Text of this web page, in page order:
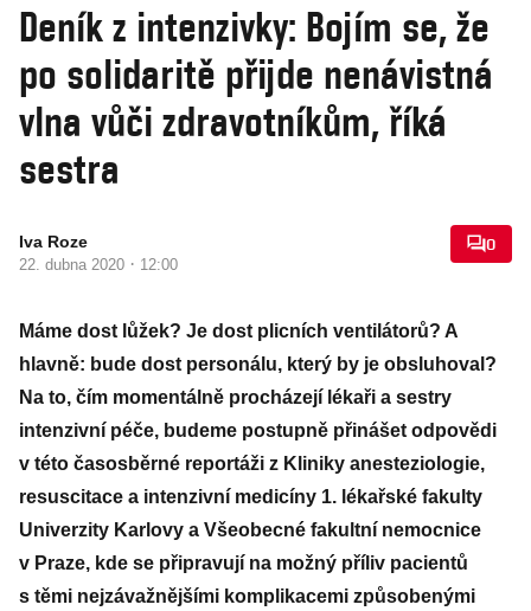
Deník z intenzivky: Bojím se, že
po solidaritě přijde nenávistná
vlna vůči zdravotníkům, říká
sestra
Iva Roze
22. dubna 2020 · 12:00
0
Máme dost lůžek? Je dost plicních ventilátorů? A
hlavně: bude dost personálu, který by je obsluhoval?
Na to, čím momentálně procházejí lékaři a sestry
intenzivní péče, budeme postupně přinášet odpovědi
v této časosběrné reportáži z Kliniky anesteziologie,
resuscitace a intenzivní medicíny 1. lékařské fakulty
Univerzity Karlovy a Všeobecné fakultní nemocnice
v Praze, kde se připravují na možný příliv pacientů
s těmi nejzávažnějšími komplikacemi způsobenými